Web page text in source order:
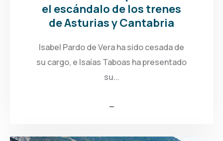
el escándalo de los trenes
de Asturias y Cantabria
Isabel Pardo de Vera ha sido cesada de
su cargo, e Isaías Taboas ha presentado
su...